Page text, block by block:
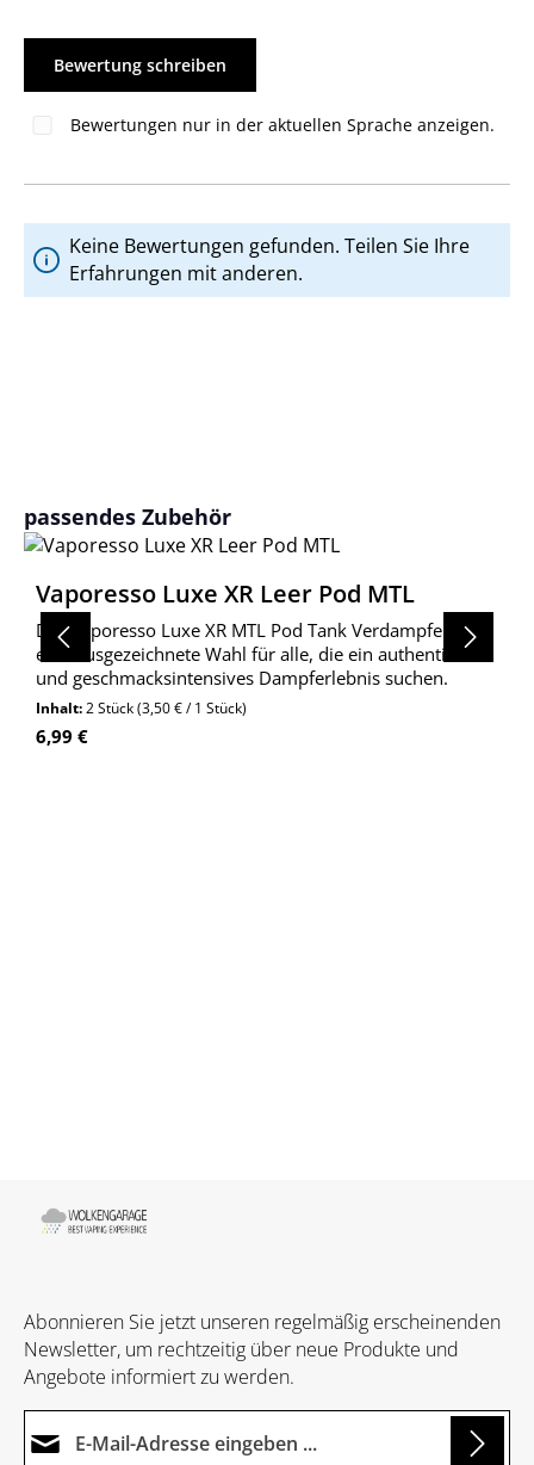
Bewertung schreiben
Bewertungen nur in der aktuellen Sprache anzeigen.
Keine Bewertungen gefunden. Teilen Sie Ihre
Erfahrungen mit anderen.
Produktgalerie überspringen
passendes Zubehör
Vaporesso Luxe XR Leer Pod MTL
Der Vaporesso Luxe XR MTL Pod Tank Verdampfer ist
eine ausgezeichnete Wahl für alle, die ein authentisches
und geschmacksintensives Dampferlebnis suchen.
Inhalt:2 Stück(3,50 € / 1 Stück)
Regulärer Preis:
6,99 €
Abonnieren Sie jetzt unseren regelmäßig erscheinenden
Newsletter, um rechtzeitig über neue Produkte und
Angebote informiert zu werden.